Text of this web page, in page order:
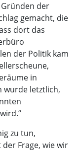
Gründen der
gemacht, die
dort das
der Politik kam
in
wurde letztlich,
zu tun,
Frage, wie wir